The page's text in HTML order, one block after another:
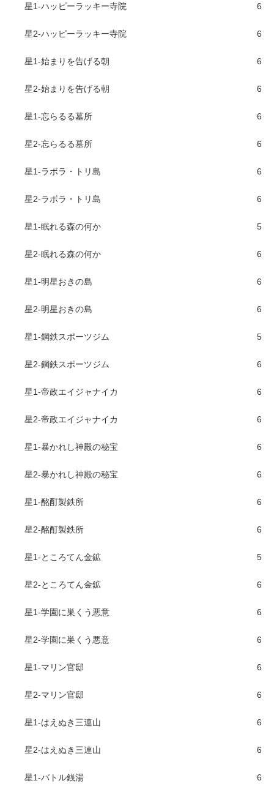
星1-ハッピーラッキー寺院 6
星2-ハッピーラッキー寺院 6
星1-始まりを告げる朝 6
星2-始まりを告げる朝 6
星1-忘らるる墓所 6
星2-忘らるる墓所 6
星1-ラボラ・トリ島 6
星2-ラボラ・トリ島 6
星1-眠れる森の何か 5
星2-眠れる森の何か 6
星1-明星おきの島 6
星2-明星おきの島 6
星1-鋼鉄スポーツジム 5
星2-鋼鉄スポーツジム 6
星1-帝政エイジャナイカ 6
星2-帝政エイジャナイカ 6
星1-暴かれし神殿の秘宝 6
星2-暴かれし神殿の秘宝 6
星1-酩酊製鉄所 6
星2-酩酊製鉄所 6
星1-ところてん金鉱 5
星2-ところてん金鉱 6
星1-学園に巣くう悪意 6
星2-学園に巣くう悪意 6
星1-マリン官邸 6
星2-マリン官邸 6
星1-はえぬき三連山 6
星2-はえぬき三連山 6
星1-バトル銭湯 6